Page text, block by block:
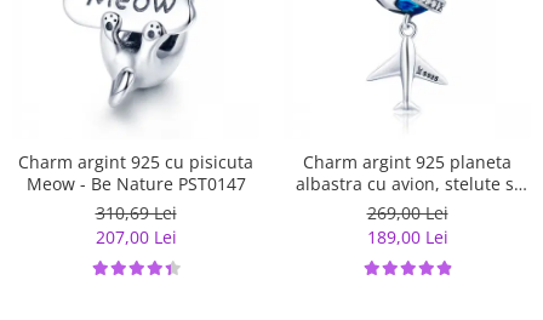
Charm argint 925 cu pisicuta
Meow - Be Nature PST0147
310,69 Lei
207,00 Lei
Charm argint 925 planeta
albastra cu avion, stelute si
zirconii albe PST0149
269,00 Lei
189,00 Lei